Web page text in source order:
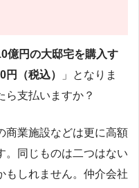
億円の大邸宅を購入す
（税込）
」となりま
ら支払いますか？
商業施設などは更に高額
。同じものは二つはない
もしれません。仲介会社